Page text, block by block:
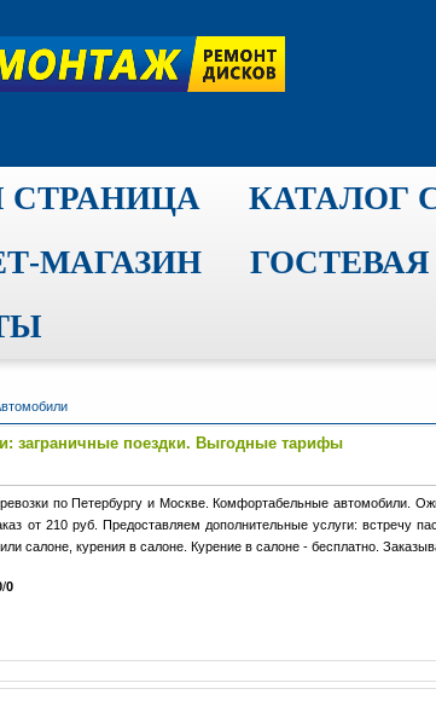
СТРАНИЦА КАТАЛОГ
МАГАЗИН
заграничные поездки. Выгодные тарифы
по Петербургу и Москве. Комфортабельные автомобили.
от 210 руб. Предоставляем дополнительные услуги: встречу
салоне, курения в салоне. Курение в салоне - бесплатно.
/0